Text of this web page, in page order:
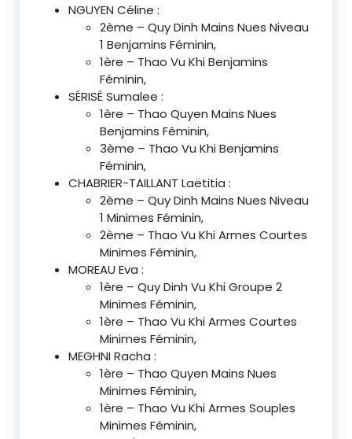
NGUYEN Céline :
2ème – Quy Dinh Mains Nues Niveau
1 Benjamins Féminin,
1ère – Thao Vu Khi Benjamins
Féminin,
SÉRISÉ Sumalee :
1ère – Thao Quyen Mains Nues
Benjamins Féminin,
3ème – Thao Vu Khi Benjamins
Féminin,
CHABRIER-TAILLANT Laëtitia :
2ème – Quy Dinh Mains Nues Niveau
1 Minimes Féminin,
2ème – Thao Vu Khi Armes Courtes
Minimes Féminin,
MOREAU Eva :
1ère – Quy Dinh Vu Khi Groupe 2
Minimes Féminin,
1ère – Thao Vu Khi Armes Courtes
Minimes Féminin,
MEGHNI Racha :
1ère – Thao Quyen Mains Nues
Minimes Féminin,
1ère – Thao Vu Khi Armes Souples
Minimes Féminin,